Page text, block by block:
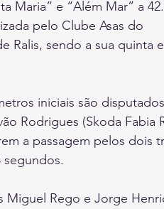
Maria” e “Além Mar” a
pelo Clube Asas do
Ralis, sendo a sua quinta
iniciais são
Rodrigues (Skoda Fabia
a passagem pelos dois
segundos.
Miguel Rego e Jorge